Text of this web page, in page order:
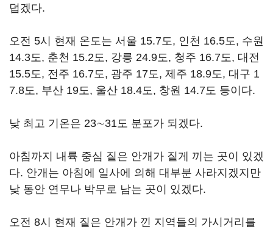
덥겠다.
오전 5시 현재 온도는 서울 15.7도, 인천 16.5도, 수원
14.3도, 춘천 15.2도, 강릉 24.9도, 청주 16.7도, 대전
15.5도, 전주 16.7도, 광주 17도, 제주 18.9도, 대구 1
7.8도, 부산 19도, 울산 18.4도, 창원 14.7도 등이다.
낮 최고 기온은 23∼31도 분포가 되겠다.
아침까지 내륙 중심 짙은 안개가 짙게 끼는 곳이 있겠
다. 안개는 아침에 일사에 의해 대부분 사라지겠지만
낮 동안 연무나 박무로 남는 곳이 있겠다.
오전 8시 현재 짙은 안개가 낀 지역들의 가시거리를